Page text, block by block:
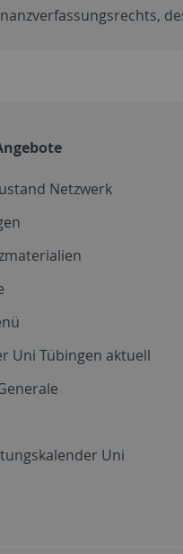
Netzwerk
Uni Tübingen aktuell
Uni